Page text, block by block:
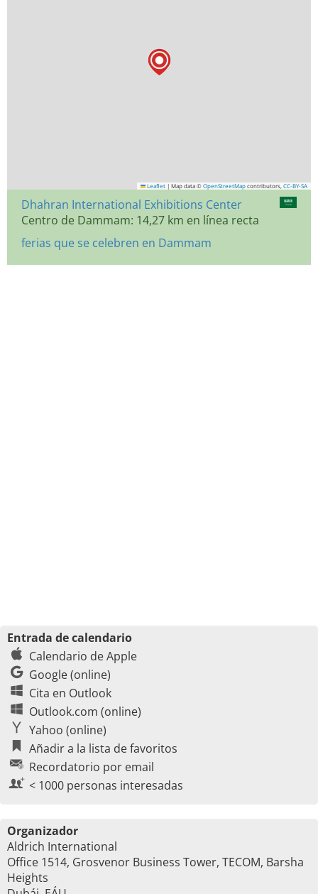
Leaflet | Map data © OpenStreetMap contributors, CC-BY-SA
Dhahran International Exhibitions Center
Centro de Dammam: 14,27 km en línea recta
ferias que se celebren en Dammam
Entrada de calendario
Calendario de Apple
Google (online)
Cita en Outlook
Outlook.com (online)
Yahoo (online)
Añadir a la lista de favoritos
Recordatorio por email
< 1000 personas interesadas
Organizador
Aldrich International
Office 1514, Grosvenor Business Tower, TECOM, Barsha
Heights